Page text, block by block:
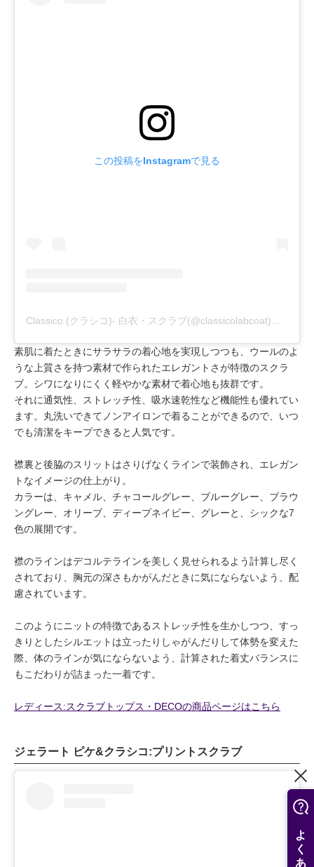
この投稿をInstagramで見る
素肌に着たときにサラサラの着心地を実現しつつも、ウールのよ
うな上質さを持つ素材で作られたエレガントさが特徴のスクラ
ブ。シワになりにくく軽やかな素材で着心地も抜群です。
それに通気性、ストレッチ性、吸水速乾性など機能性も優れてい
ます。丸洗いできてノンアイロンで着ることができるので、いつ
でも清潔をキープできると人気です。
襟裏と後脇のスリットはさりげなくラインで装飾され、エレガン
トなイメージの仕上がり。
カラーは、キャメル、チャコールグレー、ブルーグレー、ブラウ
ングレー、オリーブ、ディープネイビー、グレーと、シックな7
色の展開です。
襟のラインはデコルテラインを美しく見せられるよう計算し尽く
されており、胸元の深さもかがんだときに気にならないよう、配
慮されています。
このようにニットの特徴であるストレッチ性を生かしつつ、すっ
きりとしたシルエットは立ったりしゃがんだりして体勢を変えた
際、体のラインが気にならないよう、計算された着丈バランスに
もこだわりが詰まった一着です。
レディース:スクラブトップス・DECOの商品ページはこちら
ジェラート ピケ&クラシコ:プリントスクラブ